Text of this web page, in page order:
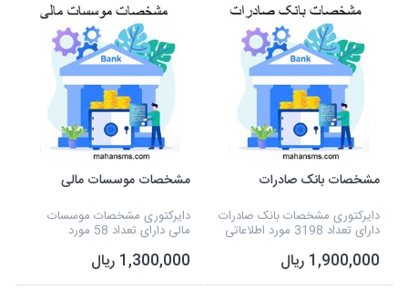
مشخصات بانک صادرات
دایرکتوری مشخصات بانک صادرات
دارای تعداد 3198 مورد اطلاعاتی
تلفن، آدرس و تفکیک برخی از
شهرستان ها و... می شود و به
صورت اکسل آماده...
1,900,000 ریال
مشخصات موسسات مالی
دایرکتوری مشخصات موسسات
مالی دارای تعداد 58 مورد
نام مدیر، شماره تلفن، آدرس،
فکس، شماره همراه استان تهران
و... می شود و به صورت...
1,300,000 ریال